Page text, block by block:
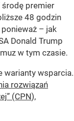
środę premier
48 godzin
– jak
Donald Trump
w tym czasie.
warianty wsparcia.
rozwiązań
(CPN),